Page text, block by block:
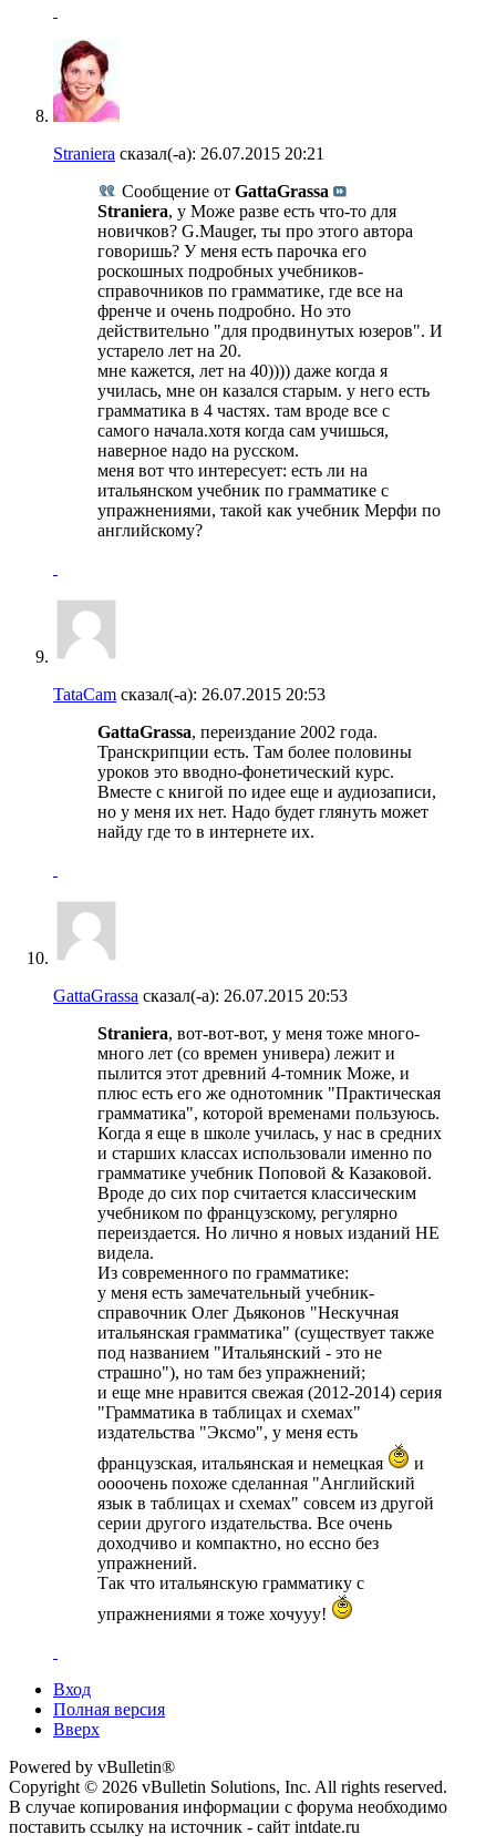
Straniera сказал(-а): 26.07.2015 20:21
Сообщение от GattaGrassa
Straniera, у Може разве есть что-то для
новичков? G.Mauger, ты про этого автора
говоришь? У меня есть парочка его
роскошных подробных учебников-
справочников по грамматике, где все на
френче и очень подробно. Но это
действительно "для продвинутых юзеров". И
устарело лет на 20.
мне кажется, лет на 40)))) даже когда я
училась, мне он казался старым. у него есть
грамматика в 4 частях. там вроде все с
самого начала.хотя когда сам учишься,
наверное надо на русском.
меня вот что интересует: есть ли на
итальянском учебник по грамматике с
упражнениями, такой как учебник Мерфи по
английскому?
TataCam сказал(-а): 26.07.2015 20:53
GattaGrassa, переиздание 2002 года.
Транскрипции есть. Там более половины
уроков это вводно-фонетический курс.
Вместе с книгой по идее еще и аудиозаписи,
но у меня их нет. Надо будет глянуть может
найду где то в интернете их.
GattaGrassa сказал(-а): 26.07.2015 20:53
Straniera, вот-вот-вот, у меня тоже много-
много лет (со времен универа) лежит и
пылится этот древний 4-томник Може, и
плюс есть его же однотомник "Практическая
грамматика", которой временами пользуюсь.
Когда я еще в школе училась, у нас в средних
и старших классах использовали именно по
грамматике учебник Поповой & Казаковой.
Вроде до сих пор считается классическим
учебником по французскому, регулярно
переиздается. Но лично я новых изданий НЕ
видела.
Из современного по грамматике:
у меня есть замечательный учебник-
справочник Олег Дьяконов "Нескучная
итальянская грамматика" (существует также
под названием "Итальянский - это не
страшно"), но там без упражнений;
и еще мне нравится свежая (2012-2014) серия
"Грамматика в таблицах и схемах"
издательства "Эксмо", у меня есть
французская, итальянская и немецкая
и
оооочень похоже сделанная "Английский
язык в таблицах и схемах" совсем из другой
серии другого издательства. Все очень
доходчиво и компактно, но ессно без
упражнений.
Так что итальянскую грамматику с
упражнениями я тоже хочууу!
Вход
Полная версия
Вверх
Powered by vBulletin®
Copyright © 2026 vBulletin Solutions, Inc. All rights reserved.
В случае копирования информации с форума необходимо
поставить ссылку на источник - сайт intdate.ru